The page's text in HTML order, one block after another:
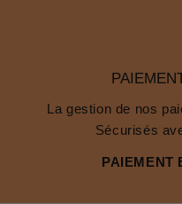
La gestion de nos
Sécurisés
PAIEMENT